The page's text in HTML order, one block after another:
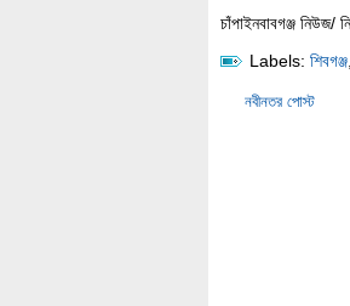
চাঁপাইনবাবগঞ্জ
Labels: শিবগঞ্জ
নবীনতর পোস্ট